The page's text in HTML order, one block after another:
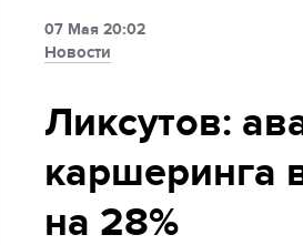
Спорт
07 Мая 20:02
Новости
Ликсутов:
каршеринга
на 28%